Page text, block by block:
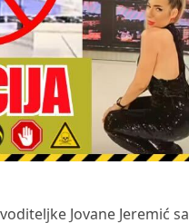
Jovane Jeremić sa